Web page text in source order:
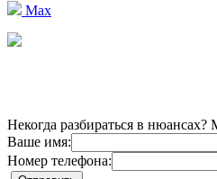
Max
Некогда разбираться в
Ваше имя:
Номер телефона: